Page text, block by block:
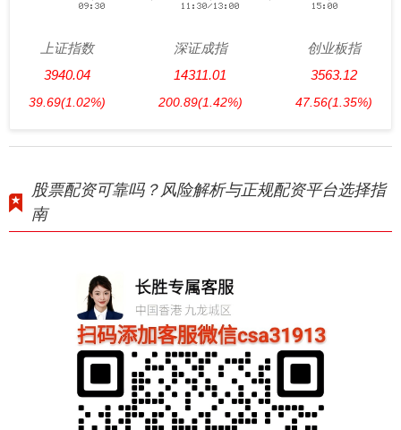
上证指数
3940.04
39.69(1.02%)
深证成指
14311.01
200.89(1.42%)
创业板指
3563.12
47.56(1.35%)
股票配资可靠吗？风险解析与正规配资平台选择指
南